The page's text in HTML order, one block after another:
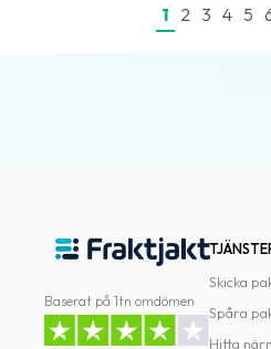
1 2 3 4 5
Baserat på 1tn omdömen
Skicka
Spåra
Hitta